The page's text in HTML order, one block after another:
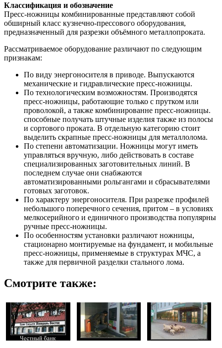
Классификация и обозначение
Пресс-ножницы комбинированные представляют собой
обширный класс кузнечно-прессового оборудования,
предназначенный для разрезки объёмного металлопроката.
Рассматриваемое оборудование различают по следующим
признакам:
По виду энергоносителя в приводе. Выпускаются
механические и гидравлические пресс-ножницы.
По технологическим возможностям. Производятся
пресс-ножницы, работающие только с прутком или
проволокой, а также комбинированне пресс-ножницы.
способные получать штучные изделия также из полосы
и сортового проката. В отдельную категорию стоит
выделить скрапные пресс-ножницы для металлолома.
По степени автоматизации. Ножницы могут иметь
управляться вручную, либо действовать в составе
специализированных заготовительных линий. В
последнем случае они снабжаются
автоматизированными рольгангами и сбрасывателями
готовых заготовок.
По характеру энергоносителя. При разрезке профилей
небольшого поперечного сечения, притом – в условиях
мелкосерийного и единичного производства популярны
ручные пресс-ножницы.
По особенностям установки различают ножницы,
стационарно монтируемые на фундамент, и мобильные
пресс-ножницы, применяемые в структурах МЧС, а
также для первичной разделки стального лома.
Смотрите также: